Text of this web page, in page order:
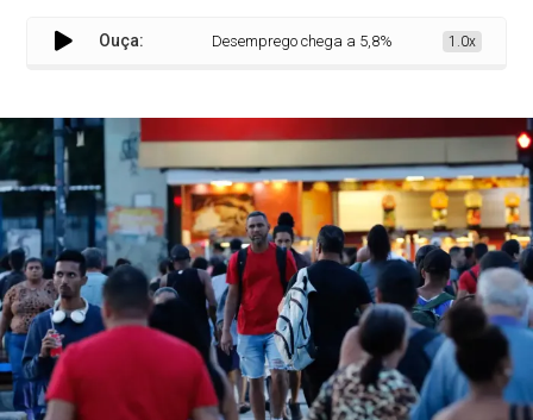
Ouça: Desemprego chega a 5,8% no trimestre encerrado
1.0x